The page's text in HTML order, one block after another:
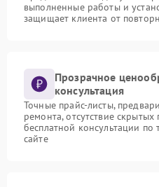
выполненные работы и
защищает клиента от
Прозрачное
консультация
Точные прайс-листы,
ремонта, отсутствие
бесплатной консультации
сайте